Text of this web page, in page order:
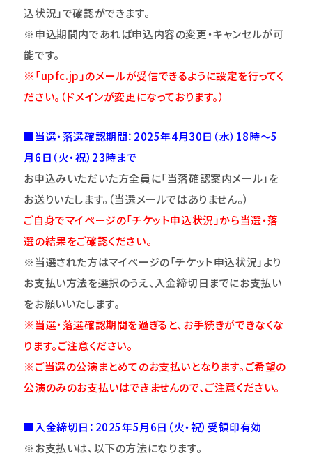
込状況」で確認ができます。
※申込期間内であれば申込内容の変更・キャンセルが可
能です。
※「upfc.jp」のメールが受信できるように設定を行ってく
ださい。（ドメインが変更になっております。）
■当選・落選確認期間：2025年4月30日（水）18時～5
月6日（火・祝）23時まで
お申込みいただいた方全員に「当落確認案内メール」を
お送りいたします。（当選メールではありません。）
ご自身でマイページの「チケット申込状況」から当選・落
選の結果をご確認ください。
※当選された方はマイページの「チケット申込状況」より
お支払い方法を選択のうえ、入金締切日までにお支払い
をお願いいたします。
※当選・落選確認期間を過ぎると、お手続きができなくな
ります。ご注意ください。
※ご当選の公演まとめてのお支払いとなります。ご希望の
公演のみのお支払いはできませんので、ご注意ください。
■入金締切日：2025年5月6日（火・祝）受領印有効
※お支払いは、以下の方法になります。